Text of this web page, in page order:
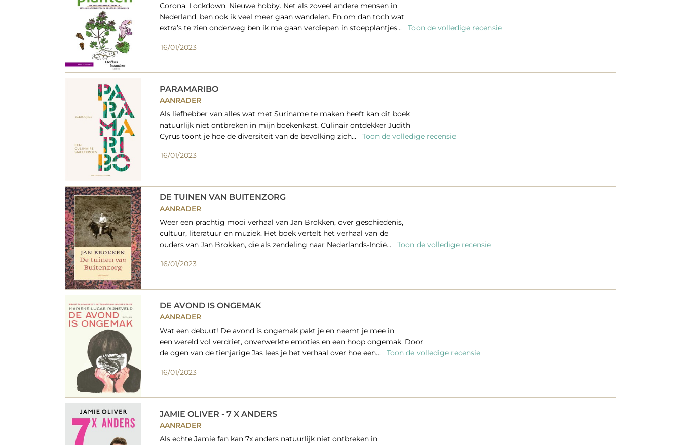
Corona. Lockdown. Nieuwe hobby. Net als zoveel andere mensen in
Nederland, ben ook ik veel meer gaan wandelen. En om dan toch wat
extra’s te zien onderweg ben ik me gaan verdiepen in stoepplantjes...
Toon de volledige recensie
16/01/2023
PARAMARIBO
AANRADER
Als liefhebber van alles wat met Suriname te maken heeft kan dit boek
natuurlijk niet ontbreken in mijn boekenkast. Culinair ontdekker Judith
Cyrus toont je hoe de diversiteit van de bevolking zich...
Toon de volledige recensie
16/01/2023
DE TUINEN VAN BUITENZORG
AANRADER
Weer een prachtig mooi verhaal van Jan Brokken, over geschiedenis,
cultuur, literatuur en muziek. Het boek vertelt het verhaal van de
ouders van Jan Brokken, die als zendeling naar Nederlands-Indië...
Toon de volledige recensie
16/01/2023
DE AVOND IS ONGEMAK
AANRADER
Wat een debuut! De avond is ongemak pakt je en neemt je mee in
een wereld vol verdriet, onverwerkte emoties en een hoop ongemak. Door
de ogen van de tienjarige Jas lees je het verhaal over hoe een...
Toon de volledige recensie
16/01/2023
JAMIE OLIVER - 7 X ANDERS
AANRADER
Als echte Jamie fan kan 7x anders natuurlijk niet ontbreken in